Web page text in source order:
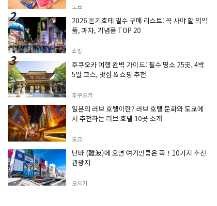
도쿄
2026 돈키호테 필수 구매 리스트: 꼭 사야 할 의약
품, 과자, 기념품 TOP 20
쇼핑
후쿠오카 여행 완벽 가이드: 필수 명소 25곳, 4박
5일 코스, 맛집 & 쇼핑 추천
후쿠오카
일본의 러브 호텔이란? 러브 호텔 문화와 도쿄에
서 추천하는 러브 호텔 10곳 소개
도쿄
난바 (難波)에 오면 여기만큼은 꼭！10가지 추천
관광지
오사카